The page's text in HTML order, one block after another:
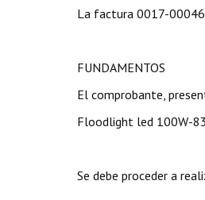
La factura 0017-
FUNDAMENTOS
El comprobante,
Floodlight led 100W-
Se debe proceder a